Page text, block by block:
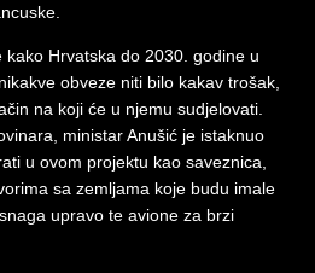
kako Hrvatska do 2030. godine u
obveze niti bilo kakav trošak,
na koji će u njemu sudjelovati.
ministar Anušić je istaknuo
u ovom projektu kao saveznica,
sa zemljama koje budu imale
upravo te avione za brzi